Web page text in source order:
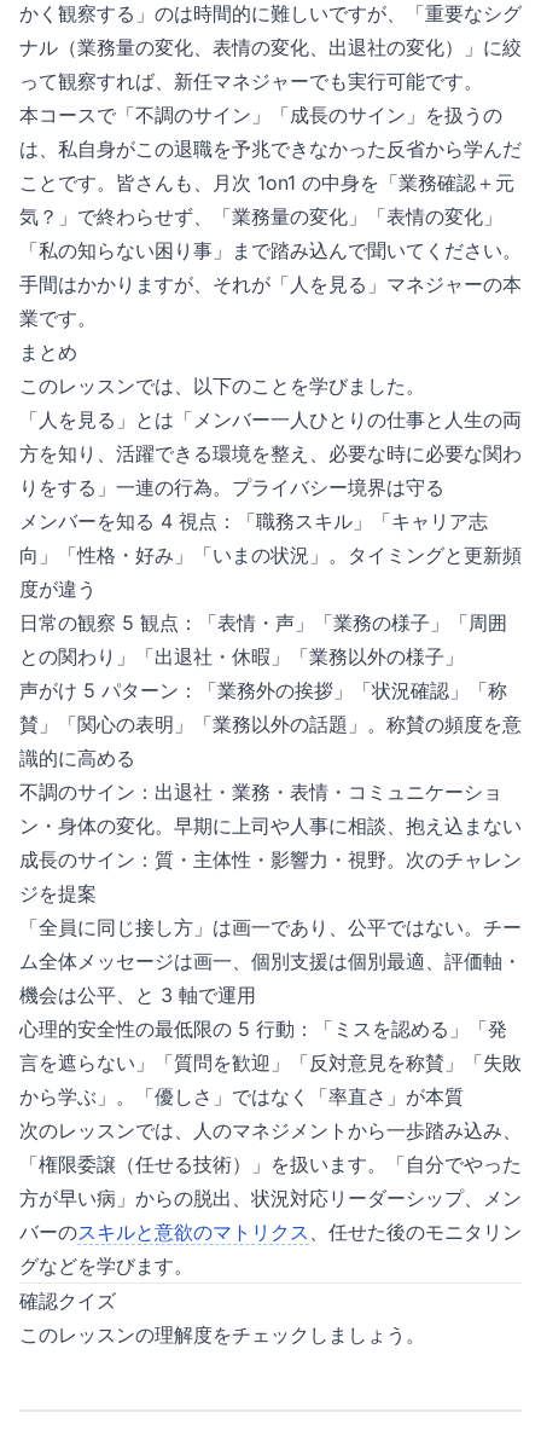
かく観察する」のは時間的に難しいですが、「重要なシグ
ナル（業務量の変化、表情の変化、出退社の変化）」に絞
って観察すれば、新任マネジャーでも実行可能です。
本コースで「不調のサイン」「成長のサイン」を扱うの
は、私自身がこの退職を予兆できなかった反省から学んだ
ことです。皆さんも、月次 1on1 の中身を「業務確認＋元
気？」で終わらせず、「業務量の変化」「表情の変化」
「私の知らない困り事」まで踏み込んで聞いてください。
手間はかかりますが、それが「人を見る」マネジャーの本
業です。
まとめ
このレッスンでは、以下のことを学びました。
「人を見る」とは「メンバー一人ひとりの仕事と人生の両
方を知り、活躍できる環境を整え、必要な時に必要な関わ
りをする」一連の行為。プライバシー境界は守る
メンバーを知る 4 視点：「職務スキル」「キャリア志
向」「性格・好み」「いまの状況」。タイミングと更新頻
度が違う
日常の観察 5 観点：「表情・声」「業務の様子」「周囲
との関わり」「出退社・休暇」「業務以外の様子」
声がけ 5 パターン：「業務外の挨拶」「状況確認」「称
賛」「関心の表明」「業務以外の話題」。称賛の頻度を意
識的に高める
不調のサイン：出退社・業務・表情・コミュニケーショ
ン・身体の変化。早期に上司や人事に相談、抱え込まない
成長のサイン：質・主体性・影響力・視野。次のチャレン
ジを提案
「全員に同じ接し方」は画一であり、公平ではない。チー
ム全体メッセージは画一、個別支援は個別最適、評価軸・
機会は公平、と 3 軸で運用
心理的安全性の最低限の 5 行動：「ミスを認める」「発
言を遮らない」「質問を歓迎」「反対意見を称賛」「失敗
から学ぶ」。「優しさ」ではなく「率直さ」が本質
次のレッスンでは、人のマネジメントから一歩踏み込み、
「権限委譲（任せる技術）」を扱います。「自分でやった
方が早い病」からの脱出、状況対応リーダーシップ、メン
バーのスキルと意欲のマトリクス 、任せた後のモニタリン
グなどを学びます。
確認クイズ
このレッスンの理解度をチェックしましょう。